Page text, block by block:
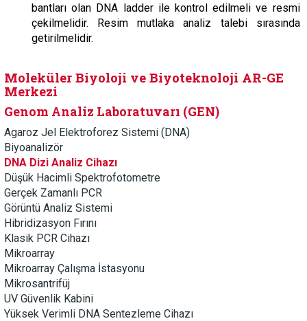
bantları olan DNA ladder ile kontrol edilmeli ve resmi
çekilmelidir. Resim mutlaka analiz talebi sırasında
getirilmelidir.
Moleküler Biyoloji ve Biyoteknoloji AR-GE
Merkezi
Genom Analiz Laboratuvarı (GEN)
Agaroz Jel Elektroforez Sistemi (DNA)
Biyoanalizör
DNA Dizi Analiz Cihazı
Düşük Hacimli Spektrofotometre
Gerçek Zamanlı PCR
Görüntü Analiz Sistemi
Hibridizasyon Fırını
Klasik PCR Cihazı
Mikroarray
Mikroarray Çalışma İstasyonu
Mikrosantrifüj
UV Güvenlik Kabini
Yüksek Verimli DNA Sentezleme Cihazı